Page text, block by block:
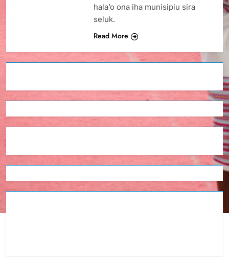
hala’o ona iha munisipiu sira
seluk.
Read More